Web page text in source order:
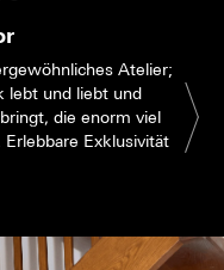
Atelier;
lebt und liebt und
die enorm viel
Exklusivität